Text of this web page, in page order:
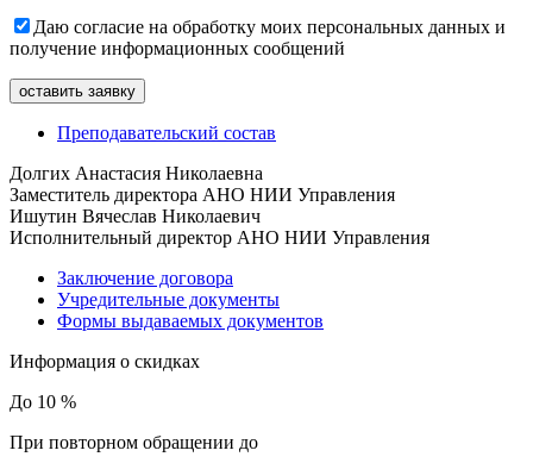
Даю согласие на обработку моих персональных данных и
получение информационных сообщений
Преподавательский состав
Долгих Анастасия Николаевна
Заместитель директора АНО НИИ Управления
Ишутин Вячеслав Николаевич
Исполнительный директор АНО НИИ Управления
Заключение договора
Учредительные документы
Формы выдаваемых документов
Информация о скидках
До 10 %
При повторном обращении до